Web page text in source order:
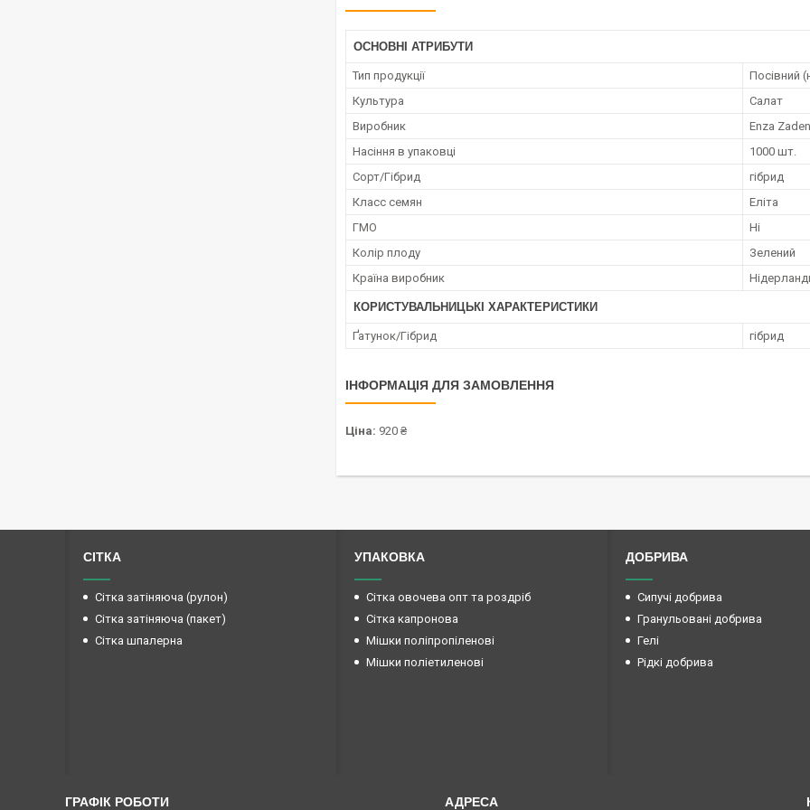
ОСНОВНІ АТРИБУТИ
Тип продукції
Посівний
Культура
Салат
Виробник
Enza Zaden
Насіння в упаковці
1000 шт.
Сорт/Гібрид
гібрид
Класс семян
Еліта
ГМО
Ні
Колір плоду
Зелений
Країна виробник
КОРИСТУВАЛЬНИЦЬКІ ХАРАКТЕРИСТИКИ
Ґатунок/Гібрид гібрид
ІНФОРМАЦІЯ ДЛЯ ЗАМОВЛЕННЯ
Ціна: 920 ₴
СІТКА
Сітка затіняюча (рулон)
Сітка затіняюча (пакет)
Сітка шпалерна
УПАКОВКА
Сітка овочева опт та роздріб
Сітка капронова
Мішки поліпропіленові
Мішки поліетиленові
ДОБРИВА
Сипучі добрива
Гранульовані добрива
Гелі
Рідкі добрива
ГРАФІК РОБОТИ